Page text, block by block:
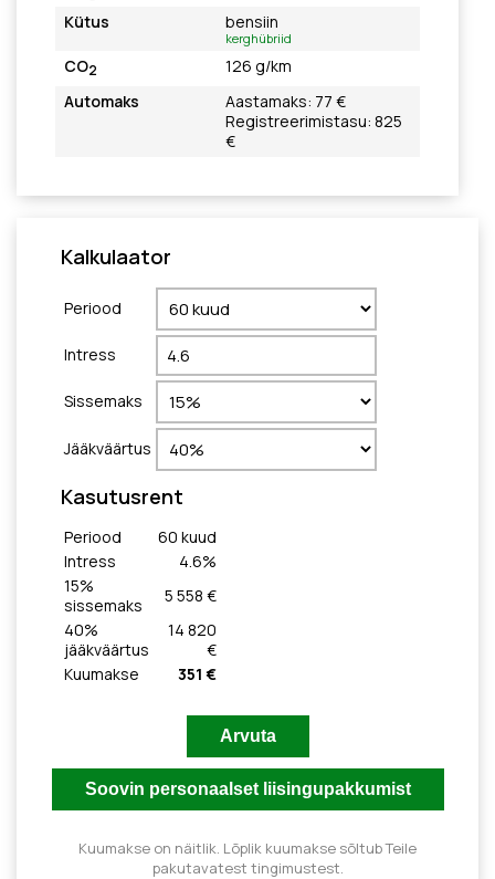
Kütus
bensiin
kerghübriid
CO2
126 g/km
Automaks
Aastamaks: 77 €
Registreerimistasu: 825
€
Kalkulaator
Periood
Intress
Sissemaks
Jääkväärtus
Kasutusrent
Periood 60 kuud
Intress
4.6%
15%
sissemaks
5 558 €
40%
jääkväärtus
14 820
€
Kuumakse
351 €
Kuumakse on näitlik. Lõplik kuumakse sõltub Teile
pakutavatest tingimustest.